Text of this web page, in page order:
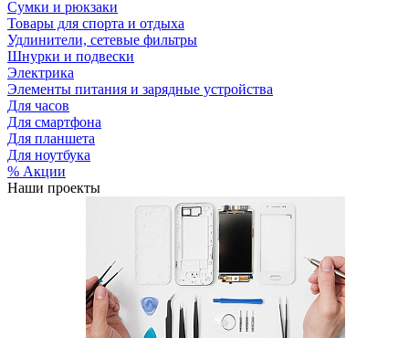
Сумки и рюкзаки
Товары для спорта и отдыха
Удлинители, сетевые фильтры
Шнурки и подвески
Электрика
Элементы питания и зарядные устройства
Для часов
Для смартфона
Для планшета
Для ноутбука
% Акции
Наши проекты